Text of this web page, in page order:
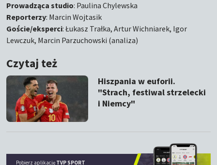
Prowadząca studio: Paulina Chylewska
Reporterzy: Marcin Wojtasik
Goście/eksperci: Łukasz Trałka, Artur Wichniarek, Igor
Lewczuk, Marcin Parzuchowski (analiza)
Czytaj też
Hiszpania w euforii.
"Strach, festiwal strzelecki
i Niemcy"
Pobierz aplikację TVP SPORT